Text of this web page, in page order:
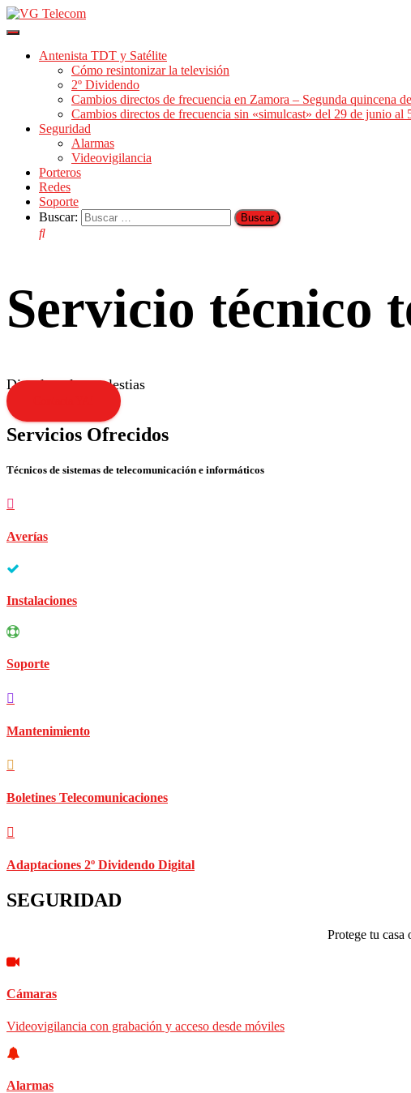
Cambiar
navegación
Antenista TDT y Satélite
Cómo resintonizar la televisión
2º Dividendo
Cambios directos de frecuencia en Zamora – Segunda quincena
Cambios directos de frecuencia sin «simulcast» del 29 de junio
Seguridad
Alarmas
Videovigilancia
Porteros
Redes
Soporte
Buscar:
Servicio técnico
Disculpen las molestias
Servicios Ofrecidos
Técnicos de sistemas de telecomunicación e informáticos
Averías
Instalaciones
Soporte
Mantenimiento
Boletines Telecomunicaciones
Adaptaciones 2º Dividendo Digital
SEGURIDAD
Protege tu casa
Cámaras
Videovigilancia con grabación y acceso desde móviles
Alarmas